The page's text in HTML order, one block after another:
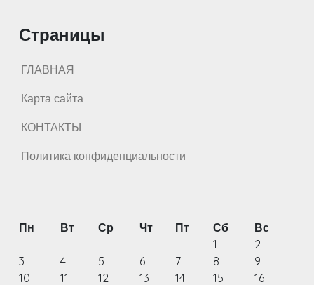
Страницы
ГЛАВНАЯ
Карта сайта
КОНТАКТЫ
Политика конфиденциальности
Пн Вт Ср Чт Пт Сб
Вс
1
2
3
4 5 6 7 8
9
10
11 12 13 14 15 16